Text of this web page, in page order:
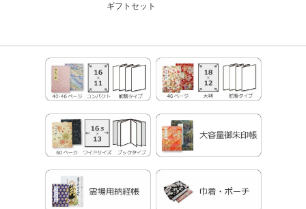
ギフトセット